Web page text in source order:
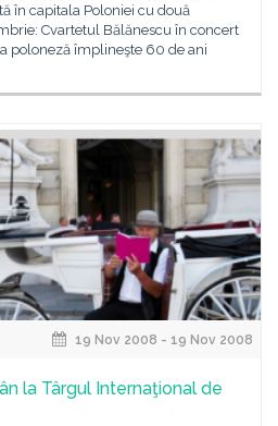
în capitala Poloniei cu două
Cvartetul Bălănescu în concert
poloneză împlineşte 60 de ani
19 Nov 2008 - 19 Nov 2008
la Târgul Internaţional de